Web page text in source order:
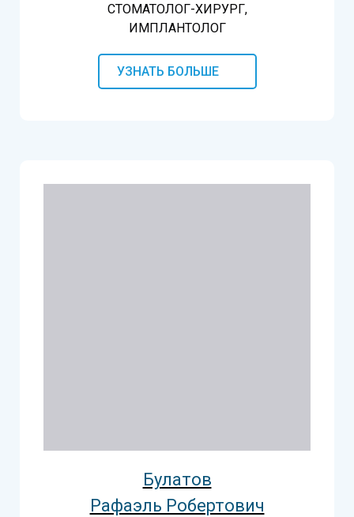
СТОМАТОЛОГ-ХИРУРГ,
ИМПЛАНТОЛОГ
УЗНАТЬ БОЛЬШЕ
Булатов
Рафаэль Робертович